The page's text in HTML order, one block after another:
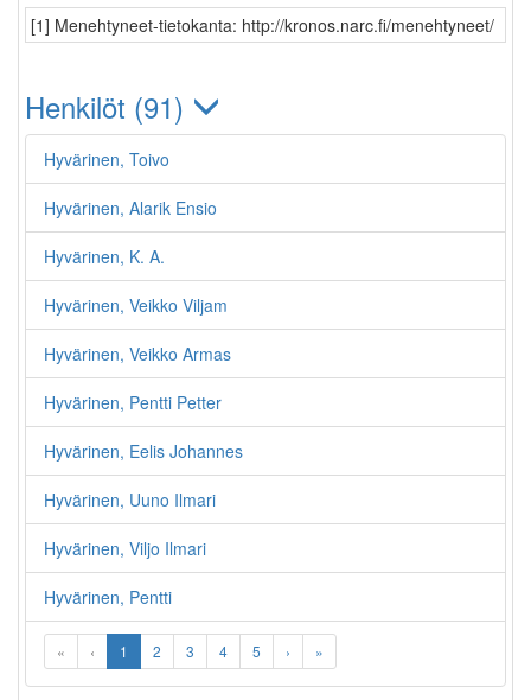
[1] Menehtyneet-tietokanta: http://kronos.narc.fi/menehtyneet/
Henkilöt (91)
Hyvärinen, Toivo
Hyvärinen, Alarik Ensio
Hyvärinen, K. A.
Hyvärinen, Veikko Viljam
Hyvärinen, Veikko Armas
Hyvärinen, Pentti Petter
Hyvärinen, Eelis Johannes
Hyvärinen, Uuno Ilmari
Hyvärinen, Viljo Ilmari
Hyvärinen, Pentti
« ‹ 1 2 3 4 5 › »